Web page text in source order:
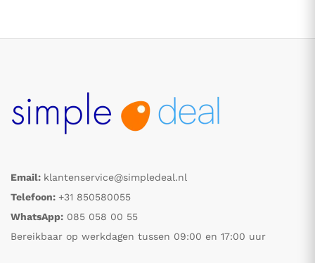
Email: klantenservice@simpledeal.nl
Telefoon: +31 850580055
WhatsApp: 085 058 00 55
Bereikbaar op werkdagen tussen 09:00 en 17:00 uur